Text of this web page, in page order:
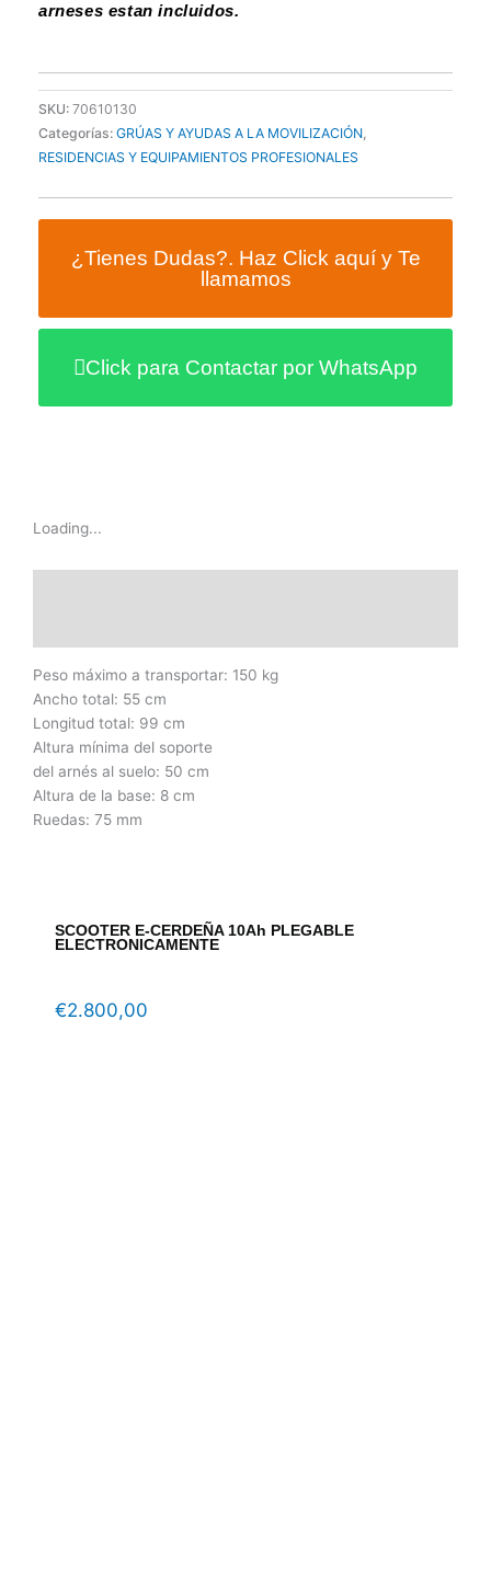
arneses estan incluidos.
SKU: 70610130
Categorías: GRÚAS Y AYUDAS A LA MOVILIZACIÓN
RESIDENCIAS Y EQUIPAMIENTOS PROFESIONALES
¿Tienes Dudas?. Haz Click aquí y Te
llamamos
Click para Contactar por WhatsApp
Loading...
Peso máximo a transportar: 150 kg
Ancho total: 55 cm
Longitud total: 99 cm
Altura mínima del soporte
del arnés al suelo: 50 cm
Altura de la base: 8 cm
Ruedas: 75 mm
SCOOTER E-CERDEÑA 10Ah PLEGABLE
ELECTRONICAMENTE
€2.800,00